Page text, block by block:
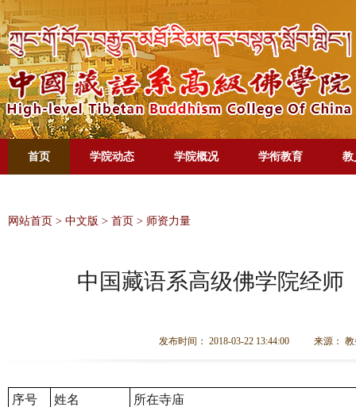
首页 学院动态 学院概况 学衔教育 教
网站首页 > 中文版 > 首页 > 师资力量
中国藏语系高级佛学院经师
发布时间： 2018-03-22 13:44:00 来源：
序号 姓名
所在寺庙